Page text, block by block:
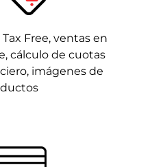
Free, ventas en
cálculo de cuotas
imágenes de